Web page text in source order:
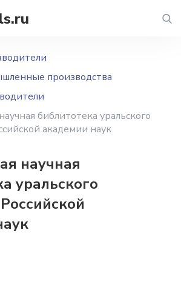
производства
библитотека уральского
академии наук
научная
уральского